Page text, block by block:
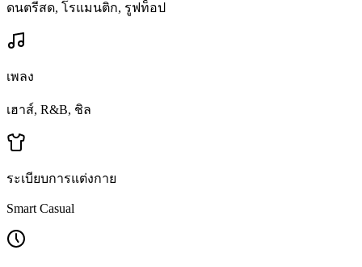
ดนตรีสด, โรแมนติก, รูฟท็อป
เพลง
เฮาส์, R&B, ชิล
ระเบียบการแต่งกาย
Smart Casual